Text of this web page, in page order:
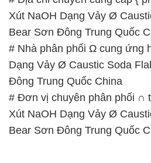
Xút NaOH Dạng Vảy Ø
Bear Sơn Đông Trung Quốc
# Nhà phân phối Ω cung ứng
Dạng Vảy Ø Caustic Soda
Đông Trung Quốc China
# Đơn vị chuyên phân phối ∩
Xút NaOH Dạng Vảy Ø
Bear Sơn Đông Trung Quốc